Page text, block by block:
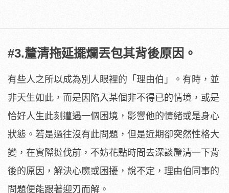
#3.釐清拖延擺爛丟包其背後原因。
有些人之所以成為別人眼裡的「理由伯」。有時，並
非天生如此，而是因陷入某個非不得已的情境，或是
恰好人生此刻遭遇一個困境，影響他的情緒或是身心
狀態。若是過往沒有此問題，但是近期卻突然性格大
變，在實際撻伐前，不妨花點時間去深談釐清一下背
後的原因，解決心魔或困擾，說不定，理由伯同事的
問題便能跟著迎刃而解。